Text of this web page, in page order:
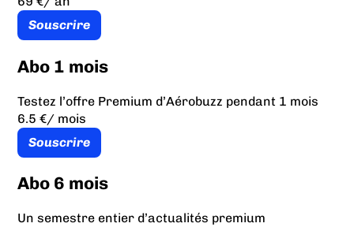
Souscrire
Abo 1 mois
Testez l’offre Premium d’Aérobuzz pendant 1 mois
6.5 €/ mois
Souscrire
Abo 6 mois
Un semestre entier d’actualités premium